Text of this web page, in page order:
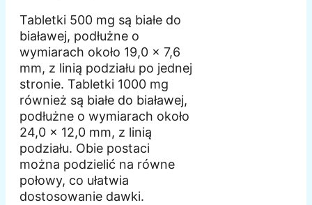
Tabletki 500 mg są białe do
białawej, podłużne o
wymiarach około 19,0 x 7,6
mm, z linią podziału po jednej
stronie. Tabletki 1000 mg
również są białe do białawej,
podłużne o wymiarach około
24,0 x 12,0 mm, z linią
podziału. Obie postaci
można podzielić na równe
połowy, co ułatwia
dostosowanie dawki.